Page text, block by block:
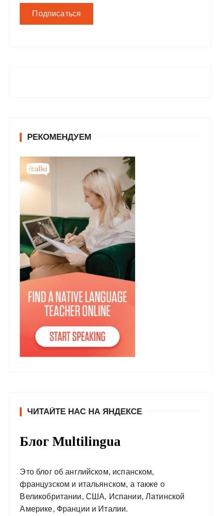
РЕКОМЕНДУЕМ
ЧИТАЙТЕ НАС НА ЯНДЕКСЕ
Блог Multilingua
Это блог об английском, испанском,
французском и итальянском, а также о
Великобритании, США, Испании, Латинской
Америке, Франции и Италии.